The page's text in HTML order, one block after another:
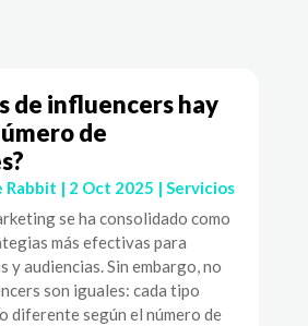
de influencers hay
de
Rabbit | 2 Oct 2025 | Servicios
se ha consolidado como
más efectivas para
y audiencias. Sin embargo, no
son iguales: cada tipo
diferente según el número de